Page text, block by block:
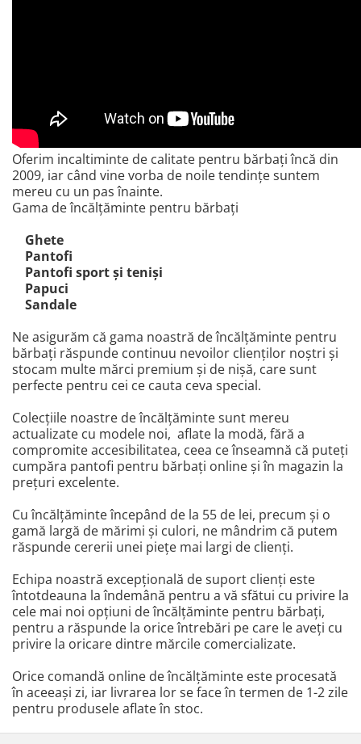
Oferim incaltiminte de calitate pentru bărbaţi încă din
2009, iar când vine vorba de noile tendinţe suntem
mereu cu un pas înainte.
Gama de încălţăminte pentru bărbaţi
Ghete
Pantofi
Pantofi sport şi tenişi
Papuci
Sandale
Ne asigurăm că gama noastră de încălţăminte pentru
bărbaţi răspunde continuu nevoilor clienţilor noştri şi
stocam multe mărci premium şi de nişă, care sunt
perfecte pentru cei ce cauta ceva special.
Colecţiile noastre de încălţăminte sunt mereu
actualizate cu modele noi, aflate la modă, fără a
compromite accesibilitatea, ceea ce înseamnă că puteţi
cumpăra pantofi pentru bărbaţi online şi în magazin la
preţuri excelente.
Cu încălţăminte începând de la 55 de lei, precum și o
gamă largă de mărimi şi culori, ne mândrim că putem
răspunde cererii unei piețe mai largi de clienţi.
Echipa noastră excepțională de suport clienți este
întotdeauna la îndemână pentru a vă sfătui cu privire la
cele mai noi opțiuni de încălțăminte pentru bărbați,
pentru a răspunde la orice întrebări pe care le aveți cu
privire la oricare dintre mărcile comercializate.
Orice comandă online de încălţăminte este procesată
în aceeaşi zi, iar livrarea lor se face în termen de 1-2 zile
pentru produsele aflate în stoc.